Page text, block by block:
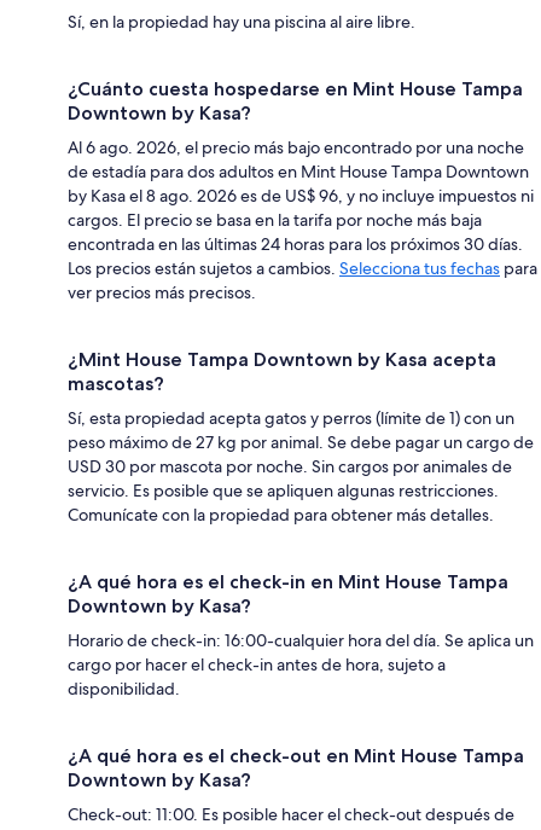
Sí, en la propiedad hay una piscina al aire libre.
¿Cuánto cuesta hospedarse en Mint House Tampa
Downtown by Kasa?
Al 6 ago. 2026, el precio más bajo encontrado por una noche
de estadía para dos adultos en Mint House Tampa Downtown
by Kasa el 8 ago. 2026 es de US$ 96, y no incluye impuestos ni
cargos. El precio se basa en la tarifa por noche más baja
encontrada en las últimas 24 horas para los próximos 30 días.
Los precios están sujetos a cambios. Selecciona tus fechas para
ver precios más precisos.
¿Mint House Tampa Downtown by Kasa acepta
mascotas?
Sí, esta propiedad acepta gatos y perros (límite de 1) con un
peso máximo de 27 kg por animal. Se debe pagar un cargo de
USD 30 por mascota por noche. Sin cargos por animales de
servicio. Es posible que se apliquen algunas restricciones.
Comunícate con la propiedad para obtener más detalles.
¿A qué hora es el check-in en Mint House Tampa
Downtown by Kasa?
Horario de check-in: 16:00-cualquier hora del día. Se aplica un
cargo por hacer el check-in antes de hora, sujeto a
disponibilidad.
¿A qué hora es el check-out en Mint House Tampa
Downtown by Kasa?
Check-out: 11:00. Es posible hacer el check-out después de